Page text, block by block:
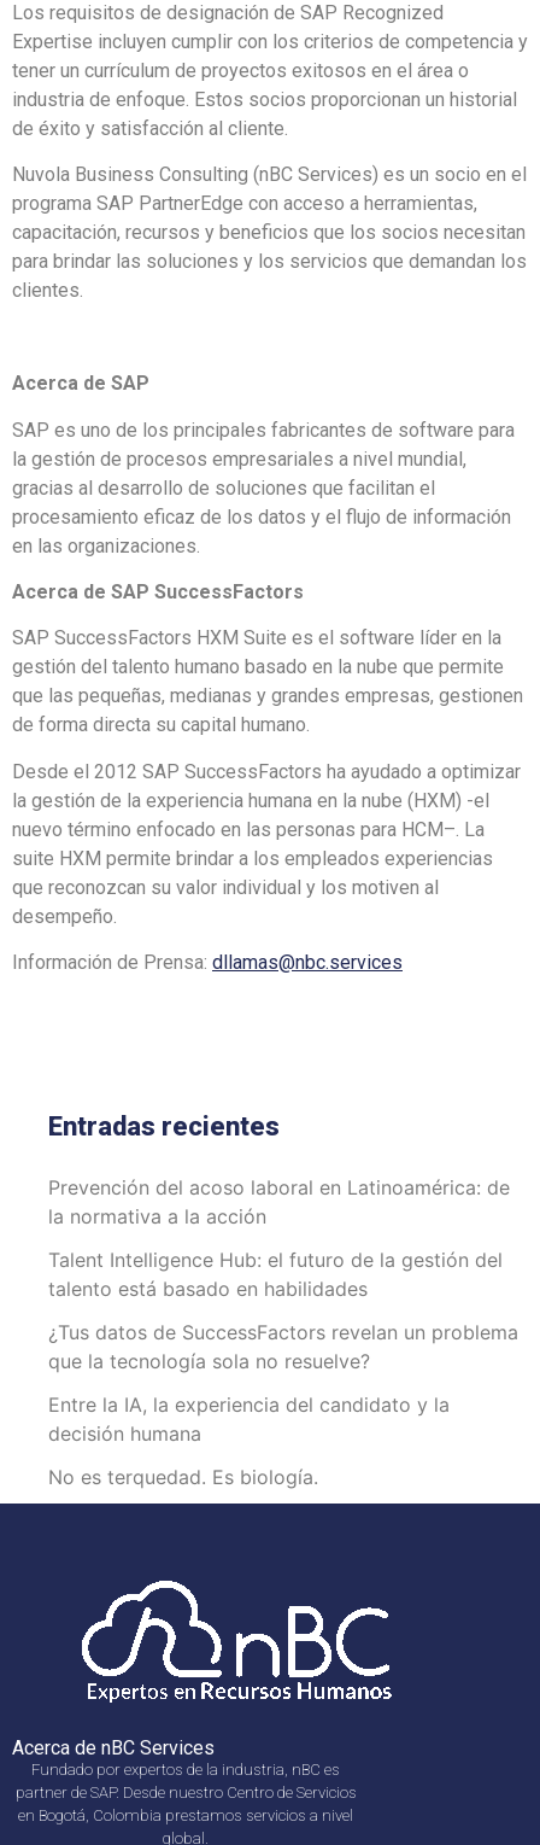
Los requisitos de designación de SAP Recognized
Expertise incluyen cumplir con los criterios de competencia y
tener un currículum de proyectos exitosos en el área o
industria de enfoque. Estos socios proporcionan un historial
de éxito y satisfacción al cliente.
Nuvola Business Consulting (nBC Services) es un socio en el
programa SAP PartnerEdge con acceso a herramientas,
capacitación, recursos y beneficios que los socios necesitan
para brindar las soluciones y los servicios que demandan los
clientes.
Acerca de SAP
SAP es uno de los principales fabricantes de software para
la gestión de procesos empresariales a nivel mundial,
gracias al desarrollo de soluciones que facilitan el
procesamiento eficaz de los datos y el flujo de información
en las organizaciones.
Acerca de SAP SuccessFactors
SAP SuccessFactors HXM Suite es el software líder en la
gestión del talento humano basado en la nube que permite
que las pequeñas, medianas y grandes empresas, gestionen
de forma directa su capital humano.
Desde el 2012 SAP SuccessFactors ha ayudado a optimizar
la gestión de la experiencia humana en la nube (HXM) -el
nuevo término enfocado en las personas para HCM–. La
suite HXM permite brindar a los empleados experiencias
que reconozcan su valor individual y los motiven al
desempeño.
Información de Prensa: dllamas@nbc.services
Entradas recientes
Prevención del acoso laboral en Latinoamérica: de
la normativa a la acción
Talent Intelligence Hub: el futuro de la gestión del
talento está basado en habilidades
¿Tus datos de SuccessFactors revelan un problema
que la tecnología sola no resuelve?
Entre la IA, la experiencia del candidato y la
decisión humana
No es terquedad. Es biología.
Acerca de nBC Services
Fundado por expertos de la industria, nBC es
partner de SAP. Desde nuestro Centro de Servicios
en Bogotá, Colombia prestamos servicios a nivel
global.